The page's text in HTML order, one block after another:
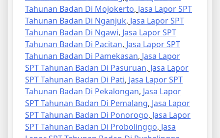
Tahunan Badan Di Mojokerto, Jasa Lapor SPT
Tahunan Badan Di Nganjuk, Jasa Lapor SPT
Tahunan Badan Di Ngawi, Jasa Lapor SPT
Tahunan Badan Di Pacitan, Jasa Lapor SPT
Tahunan Badan Di Pamekasan, Jasa Lapor
SPT Tahunan Badan Di Pasuruan, Jasa Lapor
SPT Tahunan Badan Di Pati, Jasa Lapor SPT
Tahunan Badan Di Pekalongan, Jasa Lapor
SPT Tahunan Badan Di Pemalang, Jasa Lapor
SPT Tahunan Badan Di Ponorogo, Jasa Lapor
SPT Tahunan Badan Di Probolinggo, Jasa